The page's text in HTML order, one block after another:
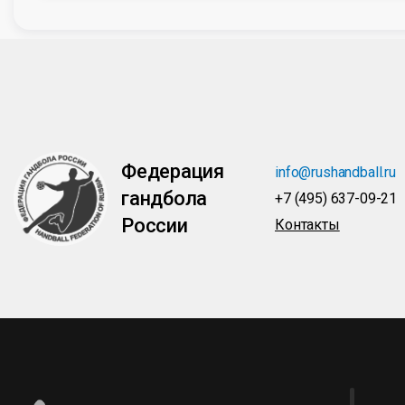
Федерация
гандбола
России
info@rushandball.ru
+7 (495) 637-09-21
Контакты